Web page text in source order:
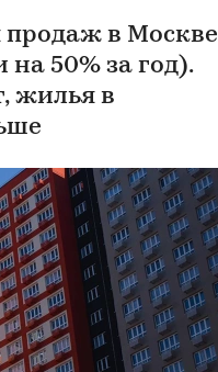
продаж в Москве
50% за год).
жилья в